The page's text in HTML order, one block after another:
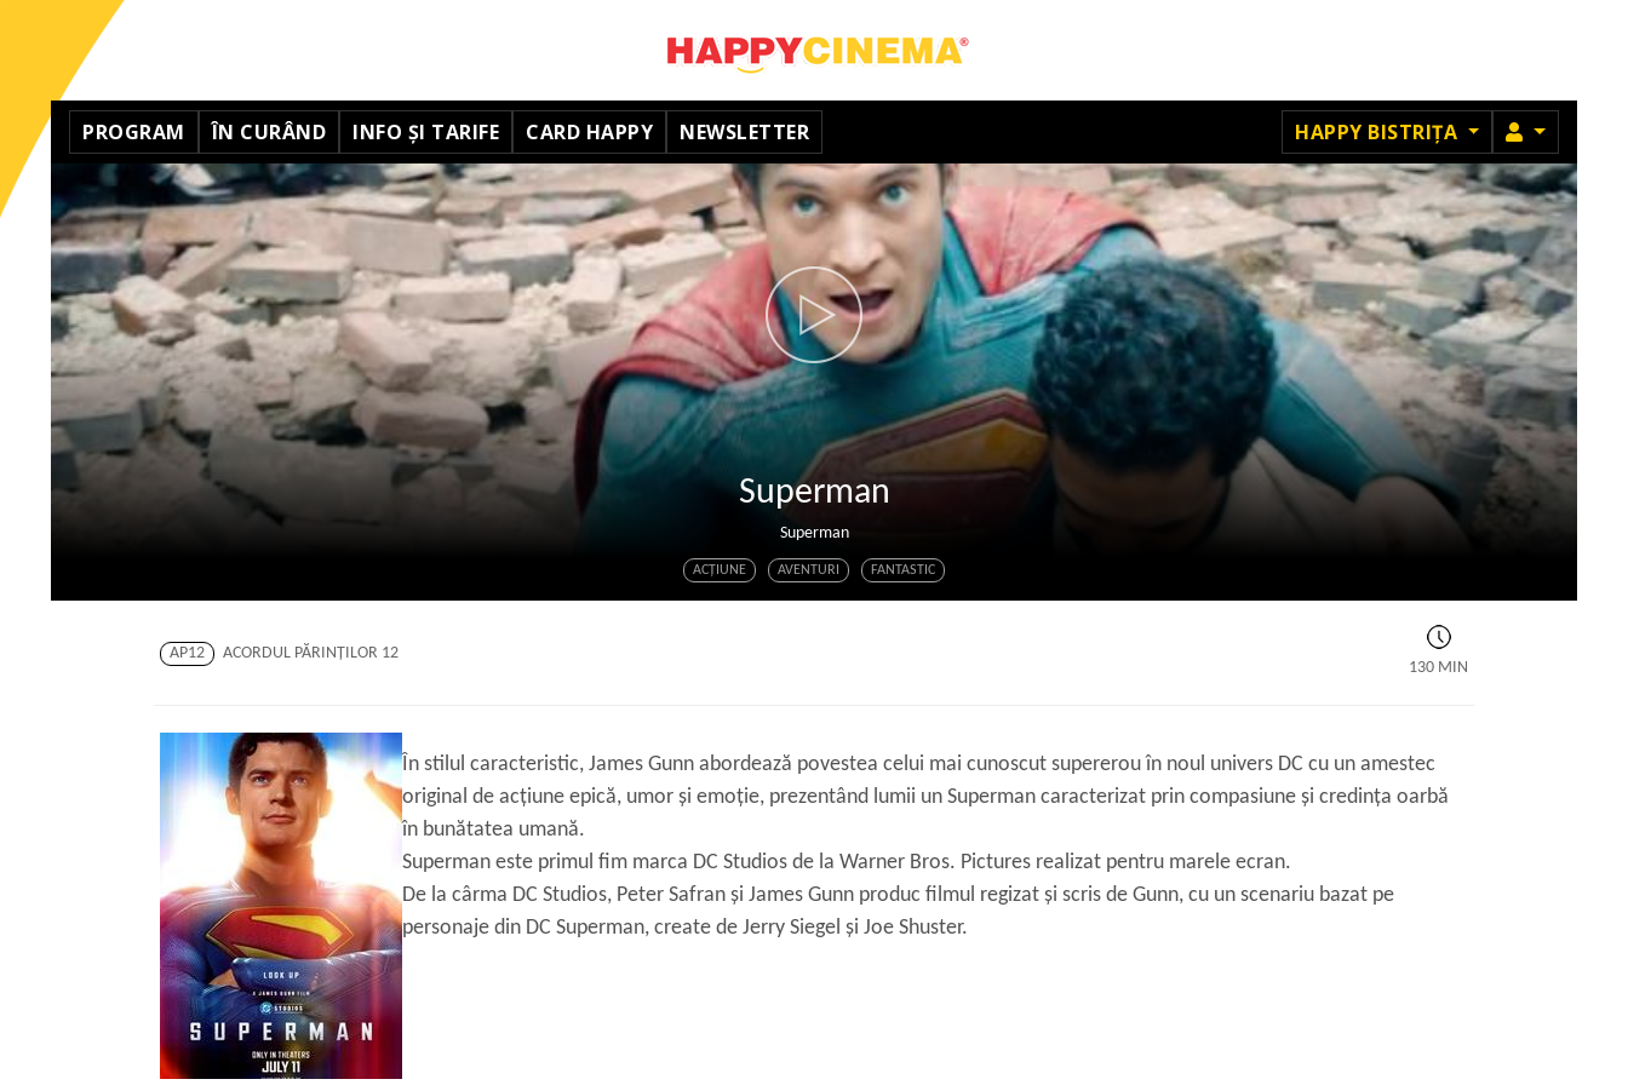
PROGRAM ÎN CURÂND INFO ȘI TARIFE CARD HAPPY NEWSLETTER HAPPY BISTRIȚA MEMBRU
Superman
Superman
ACŢIUNE AVENTURI FANTASTIC
AP12
ACORDUL PĂRINŢILOR 12
130 MIN
În stilul caracteristic, James Gunn abordează povestea celui mai cunoscut supererou în noul univers DC cu un amestec
original de acțiune epică, umor și emoție, prezentând lumii un Superman caracterizat prin compasiune și credința oarbă
în bunătatea umană.
Superman este primul fim marca DC Studios de la Warner Bros. Pictures realizat pentru marele ecran.
De la cârma DC Studios, Peter Safran și James Gunn produc filmul regizat și scris de Gunn, cu un scenariu bazat pe
personaje din DC Superman, create de Jerry Siegel și Joe Shuster.